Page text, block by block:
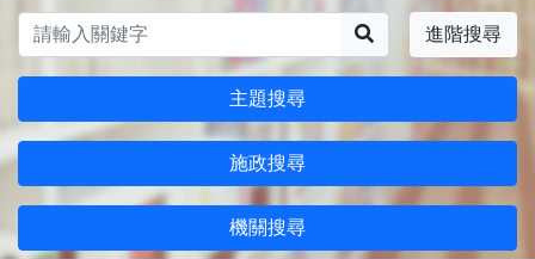
進階搜尋
主題搜尋
施政搜尋
機關搜尋